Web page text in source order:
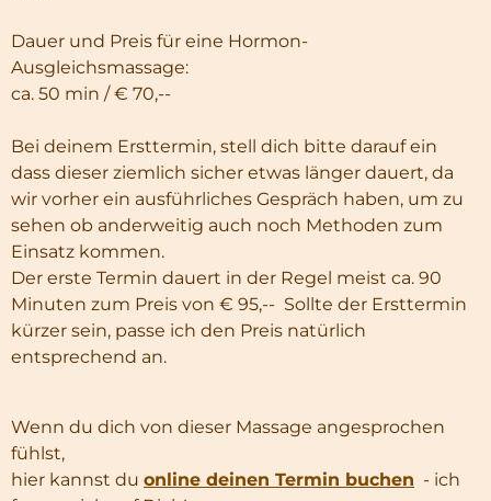
Dauer und Preis für eine Hormon-
Ausgleichsmassage:
ca. 50 min / € 70,--
Bei deinem Ersttermin, stell dich bitte darauf ein
dass dieser ziemlich sicher etwas länger dauert, da
wir vorher ein ausführliches Gespräch haben, um zu
sehen ob anderweitig auch noch Methoden zum
Einsatz kommen.
Der erste Termin dauert in der Regel meist ca. 90
Minuten zum Preis von € 95,-- Sollte der Ersttermin
kürzer sein, passe ich den Preis natürlich
entsprechend an.
Wenn du dich von dieser Massage angesprochen
fühlst,
hier kannst du online deinen Termin buchen - ich